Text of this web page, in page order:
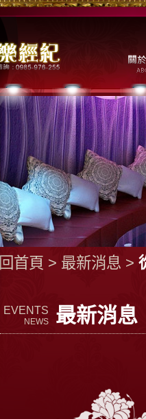
回首頁 > 最新消息 >
EVENTS
NEWS 最新消息